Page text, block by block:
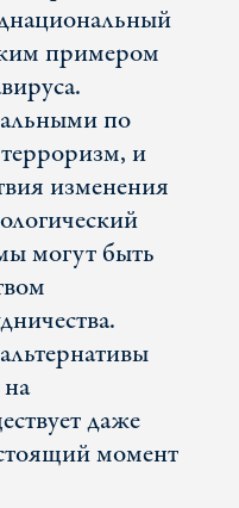
примером
по
и
изменения
могут быть
даже
момент